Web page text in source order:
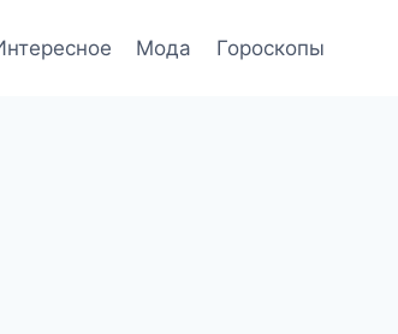
Мода Гороскопы